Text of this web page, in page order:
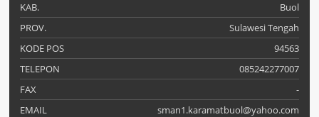
KAB.
Buol
PROV.
Sulawesi Tengah
KODE POS
94563
TELEPON
085242277007
FAX
-
EMAIL
sman1.karamatbuol@yahoo.com